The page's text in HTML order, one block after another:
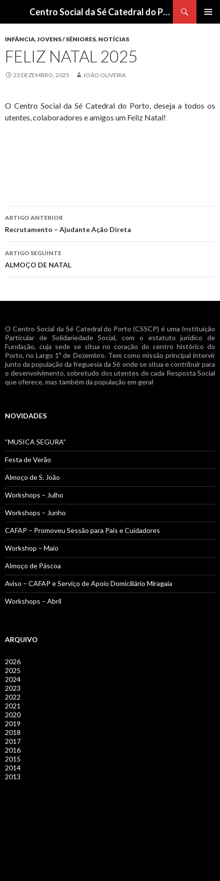
Centro Social da Sé Catedral do Porto
O
CONTEÚDO
INFÂNCIA,JOVENS / SÉNIORES, NOTÍCIAS
FELIZ NATAL 2025
23 DEZEMBRO, 2025 JOÃO OLIVEIRA
O Centro Social da Sé Catedral do Porto, deseja a todos os
utentes, colaboradores e amigos um Feliz Natal!
Navegação
de
artigos
ARTIGO ANTERIOR
Recrutamento – Ajudante Ação Direta
ARTIGO SEGUINTE
ALMOÇO DE NATAL
O Centro Social da Sé Catedral do Porto (CSSCP) é uma Instituição
Particular de Solidariedade Social, com o estatuto jurídico de
Fundação, cuja sede se situa no coração do centro histórico do
Porto, no Largo 1º de Dezembro. Tem como missão principal intervir
junto da população da freguesia da Sé onde se situa e contribuir para
o desenvolvimento, sobretudo dos utentes de cada Resposta Social
que oferece, mas também da população em geral
NOVIDADES
“MUSICA SEGURA”
Festa de Verão
Almoço de S. João
Workshops – Julho
Workshops – Junho
CAFAP – Promoveu Sessão para Pais e Cuidadores
Workshop – Maio
Almoço de Páscoa
Aviso – CAFAP e Serviço de Apoio Domiciliário Miragaia
Workshops – Abril
ARQUIVO
2026
2025
2024
2023
2022
2021
2020
2019
2018
2017
2016
2015
2014
2013